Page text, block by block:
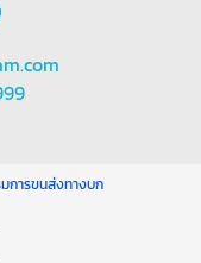
การขนส่งทางบก